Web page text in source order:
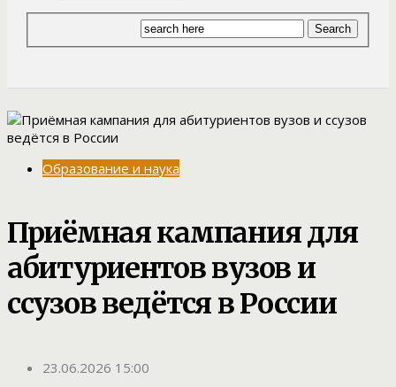
Образование и наука
Приёмная кампания для
абитуриентов вузов и
ссузов ведётся в России
23.06.2026 15:00